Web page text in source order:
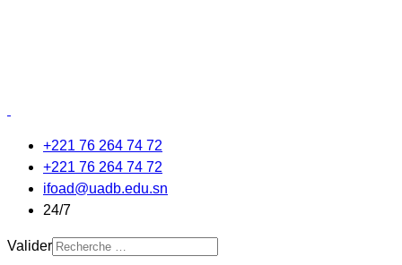
+221 76 264 74 72
+221 76 264 74 72
ifoad@uadb.edu.sn
24/7
Valider